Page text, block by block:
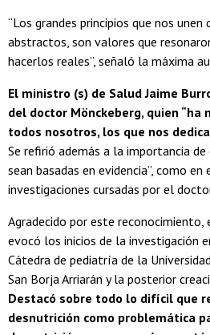
“Los grandes principios que nos
abstractos, son valores que
hacerlos reales”, señaló la máxima
El ministro (s) de Salud Jaime
del doctor Mönckeberg, quien “ha
todos nosotros, los que nos
Se refirió además a la importancia
sean basadas en evidencia”, como en
investigaciones cursadas por el
Agradecido por este reconocimiento,
evocó los inicios de la investigación
Cátedra de pediatría de la
San Borja Arriarán y la posterior
Destacó sobre todo lo difícil que
desnutrición como problemática